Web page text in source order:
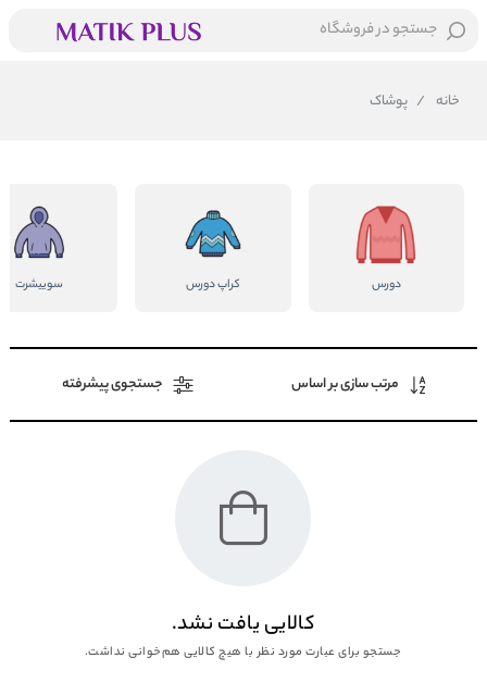
جستجو در فروشگاه
خانه / پوشاک
دورس کراپ دورس سوییشرت
مرتب سازی بر اساس جستجوی پیشرفته
کالایی یافت نشد.
جستجو برای عبارت مورد نظر با هیچ کالایی هم‌خوانی نداشت.